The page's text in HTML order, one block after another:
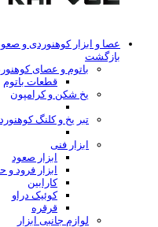
عصا و ابزار کوهنوردی و
بازگشت
باتوم و عصای
قطعات باتوم
یخ شکن و کرامپون
تبر یخ و کلنگ
ابزار فنی
ابزار صعود
ابزار فرود و
کارابین
کوئیک دراو
قرقره
لوازم جانبی ابزار